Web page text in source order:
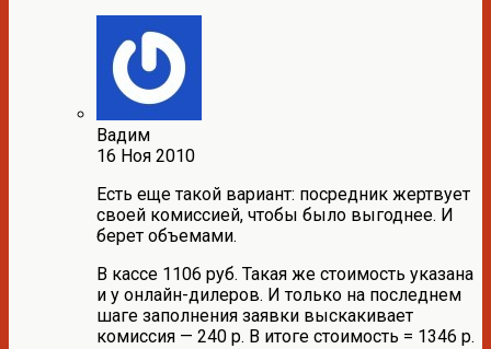
Вадим
16 Ноя 2010
Есть еще такой вариант: посредник жертвует
своей комиссией, чтобы было выгоднее. И
берет объемами.
В кассе 1106 руб. Такая же стоимость указана
и у онлайн-дилеров. И только на последнем
шаге заполнения заявки выскакивает
комиссия — 240 р. В итоге стоимость = 1346 р.